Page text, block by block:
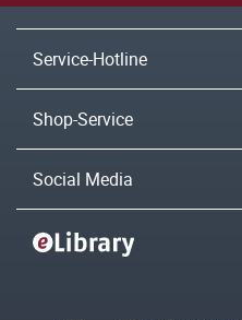
Service-Hotline
Shop-Service
Social Media